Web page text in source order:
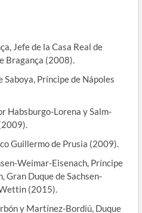
Jefe de la Casa Real de
Bragança (2008).
Saboya, Príncipe de Nápoles
Habsburgo-Lorena y Salm-
Guillermo de Prusia (2009).
Weimar-Eisenach, Príncipe
Gran Duque de Sachsen-
(2015).
y Martínez-Bordiú, Duque